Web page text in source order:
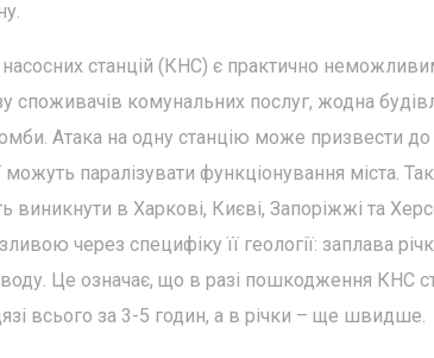
насосних станцій (КНС) є практично
споживачів комунальних послуг, жодна
Атака на одну станцію може призвести до
можуть паралізувати функціонування міста.
виникнути в Харкові, Києві, Запоріжжі та
через специфіку її геології: заплава
Це означає, що в разі пошкодження КНС
всього за 3-5 годин, а в річки – ще швидше.